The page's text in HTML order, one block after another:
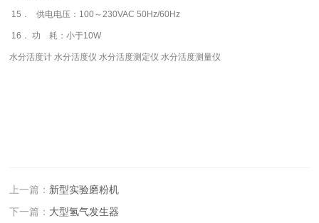
15． 供电电压：100～230VAC 50Hz/60Hz
16． 功 耗：小于10W
水分活度计 水分活度仪 水分活度测定仪 水分活度测量仪
上一篇： 新型实验磨粉机
下一篇： 大型氢气发生器